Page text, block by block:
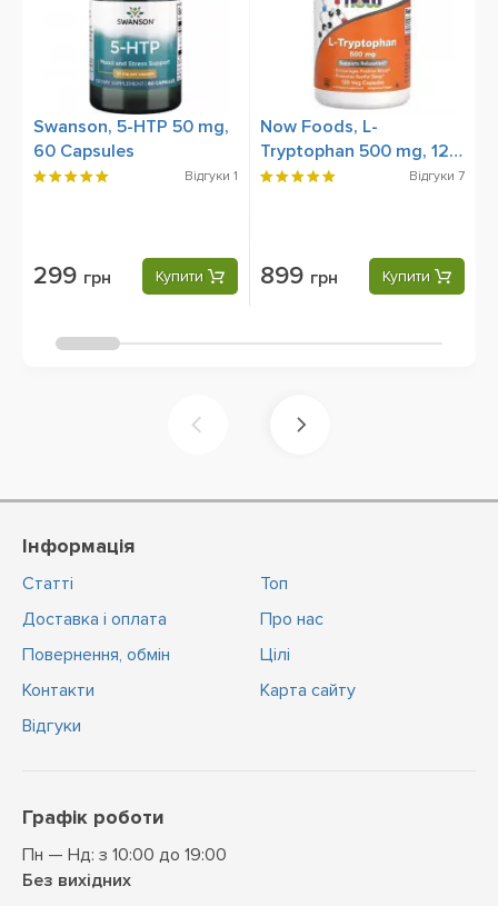
Swanson, 5-HTP 50 mg,
60 Capsules
Відгуки 1
299 грн Купити
Now Foods, L-
Tryptophan 500 mg, 120
Veg Capsules
Відгуки 7
899 грн Купити
Інформація
Статті
Доставка і оплата
Повернення, обмін
Контакти
Відгуки
Топ
Про нас
Цiлi
Карта сайту
Графік роботи
Пн — Нд: з 10:00 до 19:00
Без вихідних